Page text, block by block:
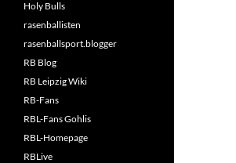
Holy Bulls
rasenballisten
rasenballsport.blogger
RB Blog
RB Leipzig Wiki
RB-Fans
RBL-Fans Gohlis
RBL-Homepage
RBLive